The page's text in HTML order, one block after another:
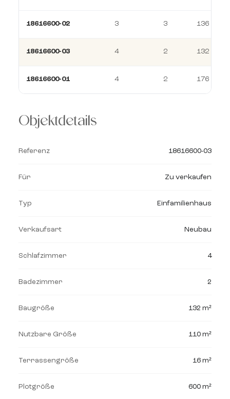
18616600-02 3 3 136 m²
18616600-03 4 2 132 m²
18616600-01 4 2 176 m²
Objektdetails
Referenz 18616600-03
Für Zu verkaufen
Typ Einfamilienhaus
Verkaufsart Neubau
Schlafzimmer 4
Badezimmer 2
Baugröße 132 m²
Nutzbare Größe 110 m²
Terrassengröße 16 m²
Plotgröße 600 m²